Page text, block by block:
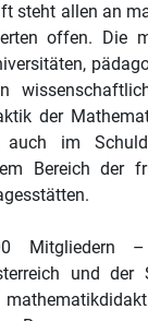
steht allen an
offen. Die
der
auch im
Bereich der
Mitgliedern
und